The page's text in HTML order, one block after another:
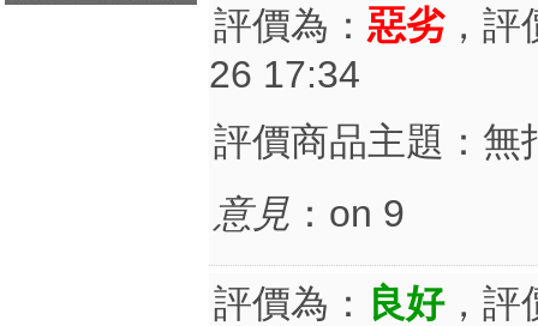
評價為： 惡劣，評
26 17:34
評價商品主題：無
意見 ：on 9
評價為： 良好，評